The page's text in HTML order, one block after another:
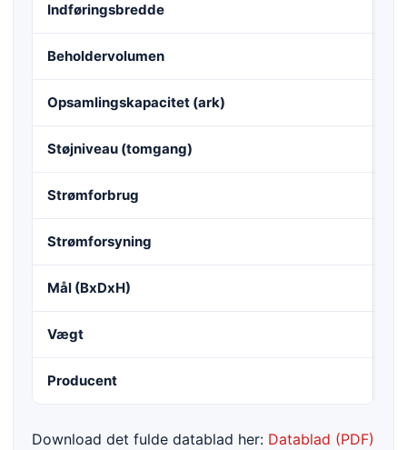
Indføringsbredde
Beholdervolumen
Opsamlingskapacitet (ark)
Støjniveau (tomgang)
Strømforbrug
Strømforsyning
Mål (BxDxH)
Vægt
Producent
Download det fulde datablad her: Datablad (PDF)